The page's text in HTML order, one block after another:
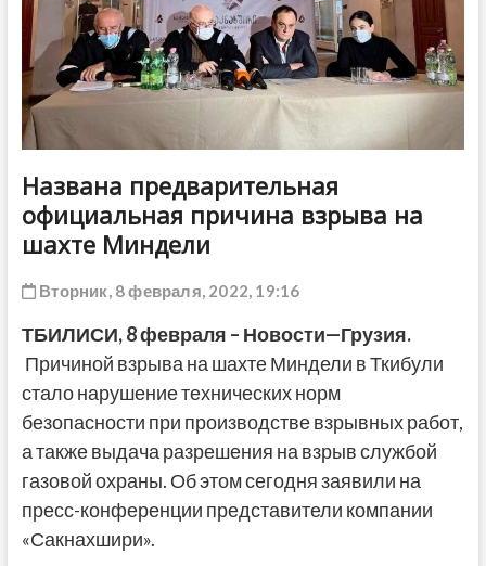
Названа предварительная
официальная причина взрыва на
шахте Миндели
Вторник, 8 февраля, 2022, 19:16
ТБИЛИСИ,8февраля – Новости—Грузия.
Причиной взрыва на шахте Миндели в Ткибули
стало нарушение технических норм
безопасности при производстве взрывных работ,
а также выдача разрешения на взрыв службой
газовой охраны. Об этом сегодня заявили на
пресс-конференции представители компании
«Сакнахшири».